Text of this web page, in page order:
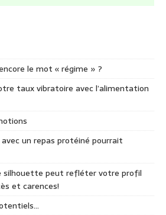
le mot « régime » ?
taux vibratoire avec l’alimentation
un repas protéiné pourrait
silhouette peut refléter votre profil
et carences!